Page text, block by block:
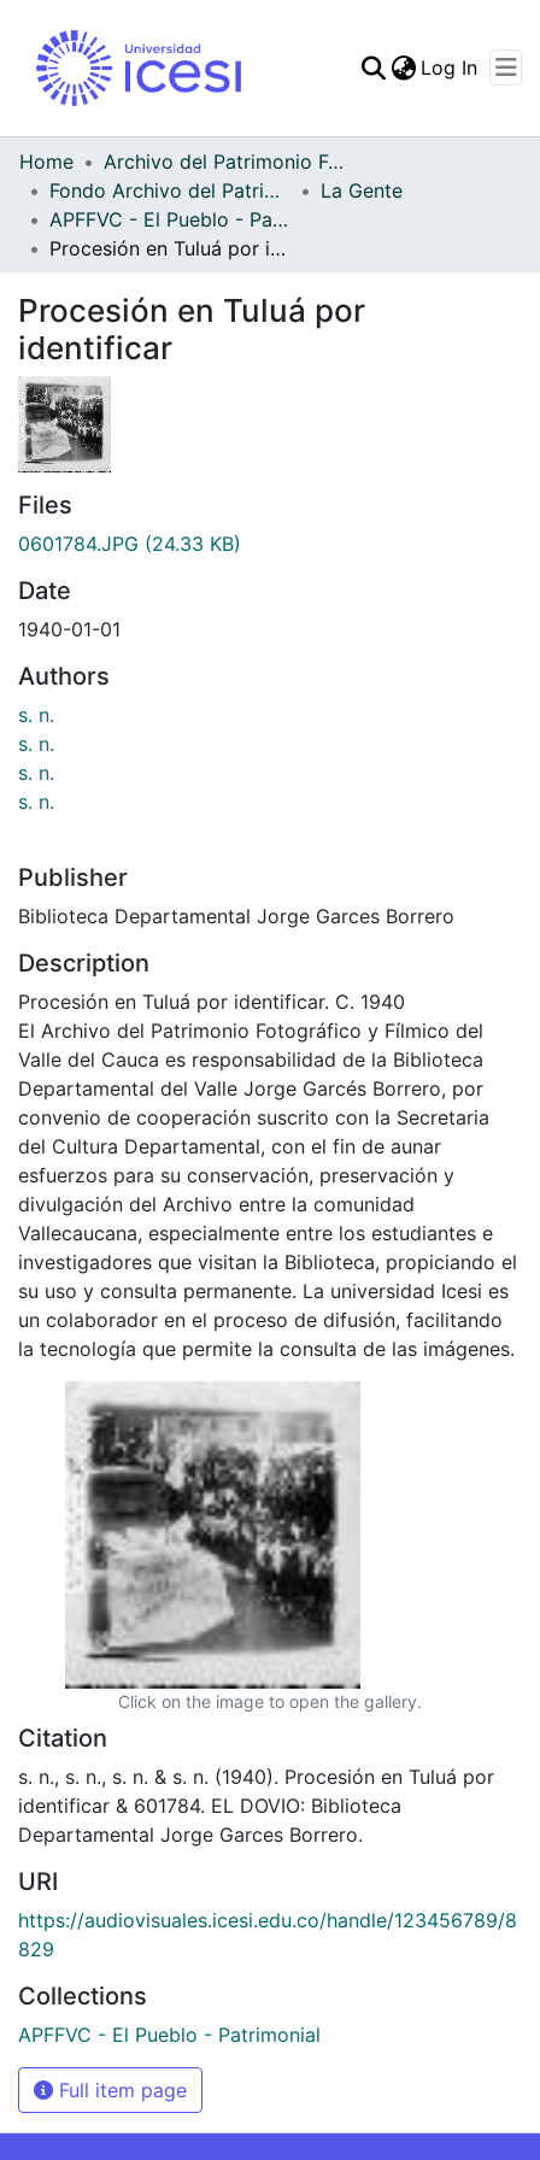
Statistics
Log In
Home
Archivo del Patrimonio Fotográfico y Fílmico del Valle del Cauca
Fondo Archivo del Patrimonio Fotográfico y Fílmico del Valle del Cauca
La Gente
APFFVC - El Pueblo - Patrimonial
Procesión en Tuluá por identificar
Procesión en Tuluá por
identificar
Files
0601784.JPG (24.33 KB)
Date
1940-01-01
Authors
s. n.
s. n.
s. n.
s. n.
Publisher
Biblioteca Departamental Jorge Garces Borrero
Description
Procesión en Tuluá por identificar. C. 1940
El Archivo del Patrimonio Fotográfico y Fílmico del
Valle del Cauca es responsabilidad de la Biblioteca
Departamental del Valle Jorge Garcés Borrero, por
convenio de cooperación suscrito con la Secretaria
del Cultura Departamental, con el fin de aunar
esfuerzos para su conservación, preservación y
divulgación del Archivo entre la comunidad
Vallecaucana, especialmente entre los estudiantes e
investigadores que visitan la Biblioteca, propiciando el
su uso y consulta permanente. La universidad Icesi es
un colaborador en el proceso de difusión, facilitando
la tecnología que permite la consulta de las imágenes.
Click on the image to open the gallery.
Citation
s. n., s. n., s. n. & s. n. (1940). Procesión en Tuluá por
identificar & 601784. EL DOVIO: Biblioteca
Departamental Jorge Garces Borrero.
URI
https://audiovisuales.icesi.edu.co/handle/123456789/8
829
Collections
APFFVC - El Pueblo - Patrimonial
Full item page